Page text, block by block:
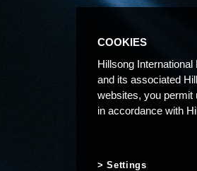
COOKIES
Hillsong
and its associated
websites, you permit
in accordance with
Settings